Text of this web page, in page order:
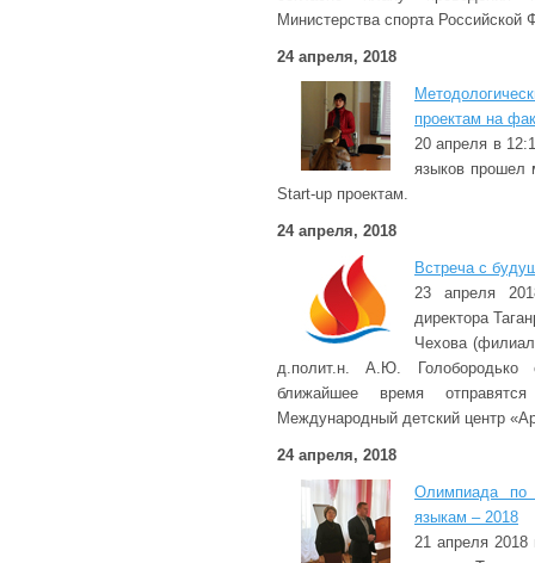
Министерства спорта Российской
24 апреля, 2018
проектам на
20 апреля в
языков прошел
Start-up проектам.
24 апреля, 2018
Встреча с
23 апреля
директора
Чехова
д.полит.н. А.Ю. Голобородько
ближайшее время
Международный детский центр
24 апреля, 2018
Олимпиада по
языкам – 2018
21 апреля 2018